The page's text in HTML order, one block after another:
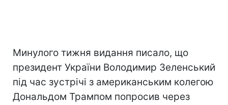
Минулого тижня видання писало, що
президент України Володимир Зеленський
під час зустрічі з американським колегою
Дональдом Трампом попросив через